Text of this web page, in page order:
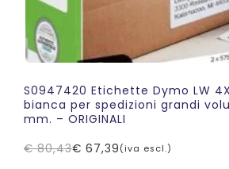
S0947420 Etichette Dymo LW
bianca per spedizioni grandi
mm. – ORIGINALI
€80,43
Il
€ 67,39
Il
(iva escl.)